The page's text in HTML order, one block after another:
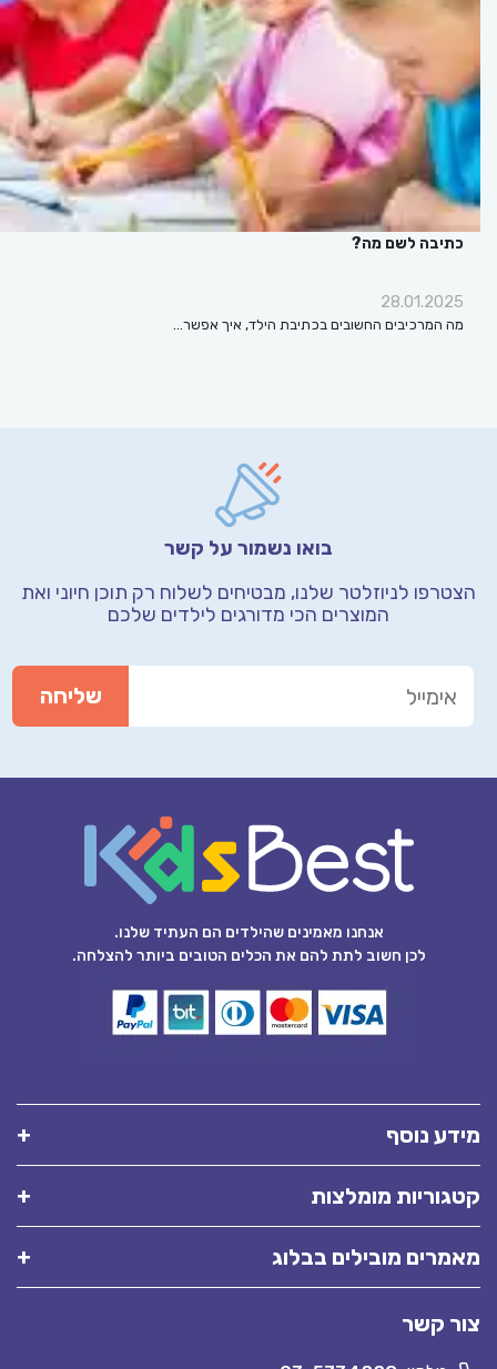
כתיבה לשם מה?
28.01.2025
מה המרכיבים החשובים בכתיבת הילד, איך אפשר…
בואו נשמור על קשר
הצטרפו לניוזלטר שלנו, מבטיחים לשלוח רק תוכן חיוני ואת
המוצרים הכי מדורגים לילדים שלכם
אנחנו מאמינים שהילדים הם העתיד שלנו.
לכן חשוב לתת להם את הכלים הטובים ביותר להצלחה.
מידע נוסף
קטגוריות מומלצות
מאמרים מובילים בבלוג
צור קשר